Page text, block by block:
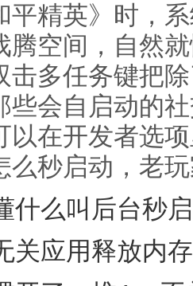
平精英》时，
腾空间，自然
击多任务键把
些会自启动的
以在开发者选
么秒启动，老
什么叫后台秒
关应用释放内